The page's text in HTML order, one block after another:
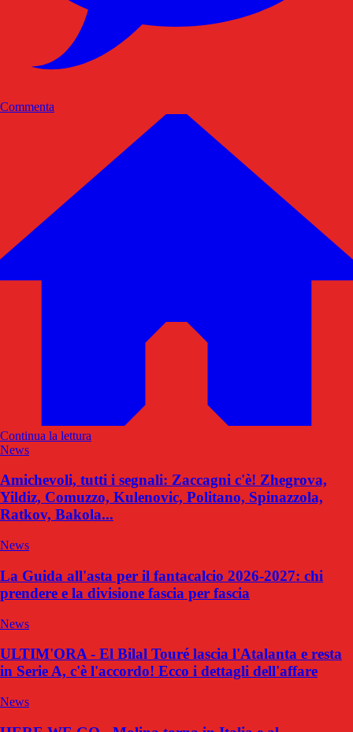
Commenta
Continua la lettura
News
Amichevoli, tutti i segnali: Zaccagni c'è! Zhegrova,
Yildiz, Comuzzo, Kulenovic, Politano, Spinazzola,
Ratkov, Bakola...
News
La Guida all'asta per il fantacalcio 2026-2027: chi
prendere e la divisione fascia per fascia
News
ULTIM'ORA - El Bilal Touré lascia l'Atalanta e resta
in Serie A, c'è l'accordo! Ecco i dettagli dell'affare
News